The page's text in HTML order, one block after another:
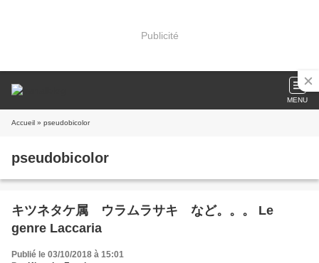
Publicité
MENU
Accueil » pseudobicolor
pseudobicolor
キツネタケ属 ウラムラサキ など。。。 Le
genre Laccaria
Publié le 03/10/2018 à 15:01